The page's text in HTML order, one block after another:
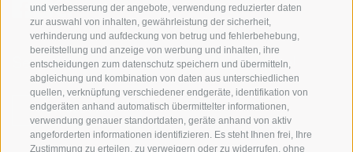
und verbesserung der angebote, verwendung reduzierter daten
zur auswahl von inhalten, gewährleistung der sicherheit,
verhinderung und aufdeckung von betrug und fehlerbehebung,
bereitstellung und anzeige von werbung und inhalten, ihre
entscheidungen zum datenschutz speichern und übermitteln,
abgleichung und kombination von daten aus unterschiedlichen
quellen, verknüpfung verschiedener endgeräte, identifikation von
endgeräten anhand automatisch übermittelter informationen,
verwendung genauer standortdaten, geräte anhand von aktiv
angeforderten informationen identifizieren. Es steht Ihnen frei, Ihre
Zustimmung zu erteilen, zu verweigern oder zu widerrufen, ohne
Sei jederzeit informiert und up to date!
NEWSLETTER